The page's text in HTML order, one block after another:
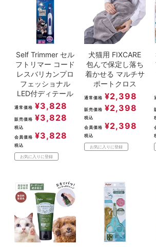
Self Trimmer セル
フトリマー コード
レスバリカンプロ
フェッショナル
LED付ディテール
通常価格 ¥3,828
販売価格 ¥3,828
税込
会員価格 ¥3,828
税込
お気に入りに登録
犬猫用 FIXCARE
包んで保定し落ち
着かせる マルチサ
ポートクロス
通常価格 ¥2,398
販売価格 ¥2,398
税込
会員価格 ¥2,398
税込
お気に入りに登録